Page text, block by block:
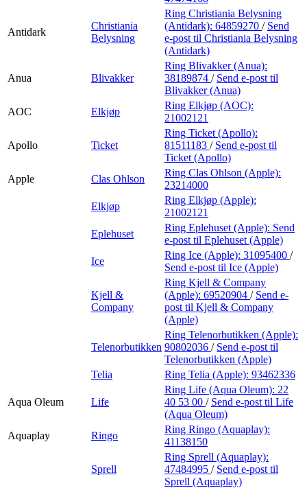
Antidark
Christiania
Belysning
Ring Christiania Belysning
(Antidark): 64859270 / Send
e-post til Christiania Belysning
(Antidark)
Anua Blivakker
Ring Blivakker (Anua):
38189874 / Send e-post til
Blivakker (Anua)
AOC
Elkjøp
Ring Elkjøp (AOC):
21002121
Apollo Ticket
Ring Ticket (Apollo):
81511183 / Send e-post til
Ticket (Apollo)
Apple
Clas Ohlson
Ring Clas Ohlson (Apple):
23214000
Elkjøp
Ring Elkjøp (Apple):
21002121
Eplehuset
Ring Eplehuset (Apple): Send
e-post til Eplehuset (Apple)
Ice
Ring Ice (Apple): 31095400 /
Send e-post til Ice (Apple)
Kjell &
Company
Ring Kjell & Company
(Apple): 69520904 / Send e-
post til Kjell & Company
(Apple)
Telenorbutikken
Ring Telenorbutikken (Apple):
90802036 / Send e-post til
Telenorbutikken (Apple)
Telia
Ring Telia (Apple): 93462336
Aqua Oleum Life
Ring Life (Aqua Oleum): 22
40 53 00 / Send e-post til Life
(Aqua Oleum)
Aquaplay
Ringo
Ring Ringo (Aquaplay):
41138150
Sprell
Ring Sprell (Aquaplay):
47484995 / Send e-post til
Sprell (Aquaplay)